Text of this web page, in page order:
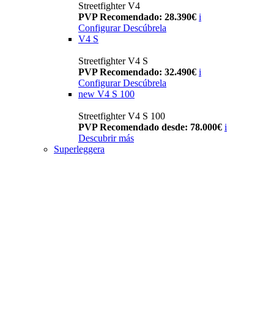
Streetfighter V4
PVP Recomendado: 28.390€ i
Configurar Descúbrela
V4 S
Streetfighter V4 S
PVP Recomendado: 32.490€ i
Configurar Descúbrela
new V4 S 100
Streetfighter V4 S 100
PVP Recomendado desde: 78.000€ i
Descubrir más
Superleggera